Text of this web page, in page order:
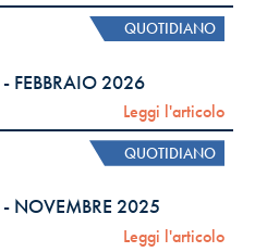
QUOTIDIANO
FEBBRAIO 2026
Leggi l'articolo
QUOTIDIANO
NOVEMBRE 2025
Leggi l'articolo